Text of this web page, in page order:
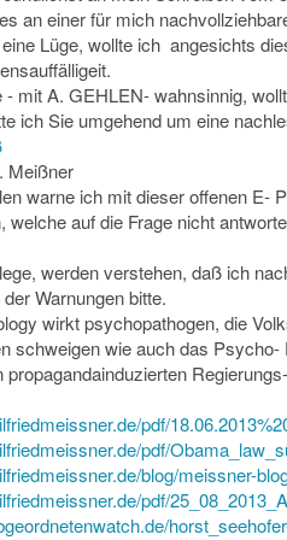
an einer für mich
Lüge, wollte ich angesichts
- mit A. GEHLEN- wahnsinnig,
ich Sie umgehend um eine
Meißner
warne ich mit dieser offenen E-
welche auf die Frage nicht
werden verstehen, daß ich
Warnungen bitte.
wirkt psychopathogen, die
schweigen wie auch das
propagandainduzierten
pdf/
pdf/
blog/meissner-
pdf/